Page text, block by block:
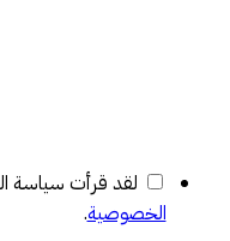
لقد قرأت سياسة
الخصوصية.